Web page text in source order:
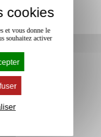
cookies
et vous donne le
souhaitez activer